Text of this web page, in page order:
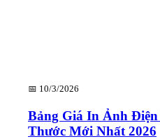
📅 10/3/2026
Bảng Giá In Ảnh
Thước Mới Nhất 2026